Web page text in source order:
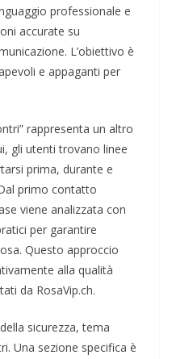
professionale e
accurate su
L’obiettivo è
e appaganti per
rappresenta un altro
gli utenti trovano linee
prima, durante e
primo contatto
viene analizzata con
per garantire
Questo approccio
alla qualità
da RosaVip.ch.
sicurezza, tema
Una sezione specifica è